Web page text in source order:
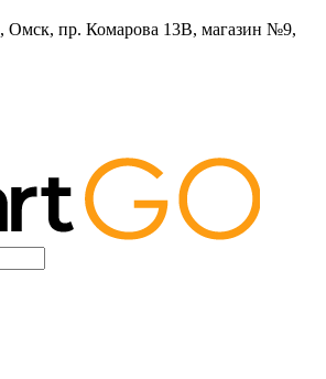
, Омск, пр. Комарова 13В, магазин №9,